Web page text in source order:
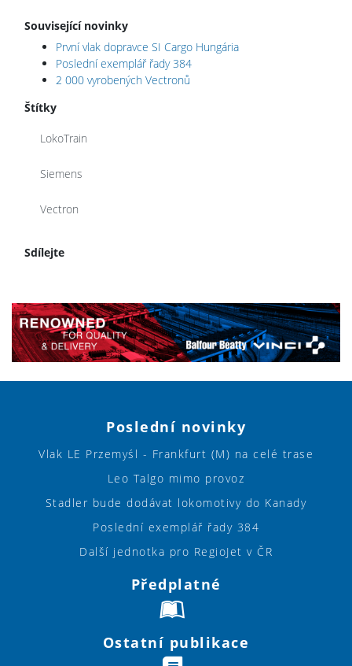
Související novinky
První vlak dopravce SI Cargo Hungária
Poslední exemplář řady 384
2 000 vyrobených Vectronů
Štítky
LokoTrain
Siemens
Vectron
Sdílejte
Poslední novinky
Vlak LE Przemyśl - Frankfurt (M) na celé trase
Leo Talgo mimo provoz
Stadler bude dodávat lokomotivy do Kanady
Poslední exemplář řady 384
Další jednotka pro RegioJet v ČR
Předplatné
Ostatní publikace